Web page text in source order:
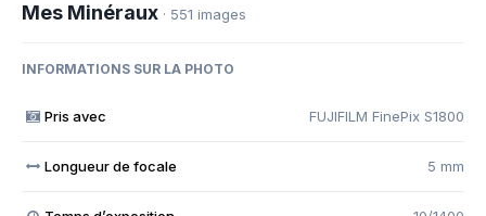
Mes Minéraux · 551 images
INFORMATIONS SUR LA PHOTO
Pris avec FUJIFILM FinePix S1800
Longueur de focale 5 mm